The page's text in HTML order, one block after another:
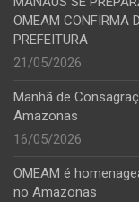
OMEAM CONFIRMA
PREFEITURA
21/05/2026
Manhã de
Amazonas
16/05/2026
OMEAM é
no Amazonas